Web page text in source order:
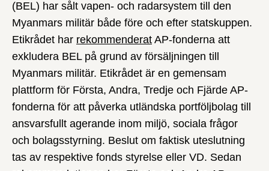
(BEL) har sålt vapen- och radarsystem till den
Myanmars militär både före och efter statskuppen.
Etikrådet har rekommenderat AP-fonderna att
exkludera BEL på grund av försäljningen till
Myanmars militär. Etikrådet är en gemensam
plattform för Första, Andra, Tredje och Fjärde AP-
fonderna för att påverka utländska portföljbolag till
ansvarsfullt agerande inom miljö, sociala frågor
och bolagsstyrning. Beslut om faktisk uteslutning
tas av respektive fonds styrelse eller VD. Sedan